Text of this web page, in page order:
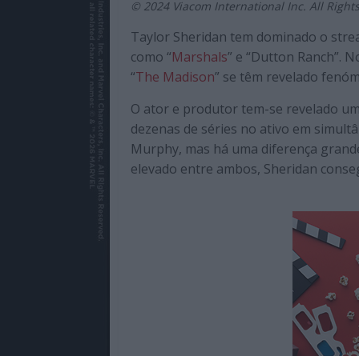
qualidade
enfoque
cultura
pop.
© 2024 Viacom International Inc. All
Taylor Sheridan tem dominado o
como “Marshals” e “Dutton Ranch”.
“The Madison” se têm revelado
O ator e produtor tem-se revelado
dezenas de séries no ativo em
Murphy, mas há uma diferença
elevado entre ambos, Sheridan